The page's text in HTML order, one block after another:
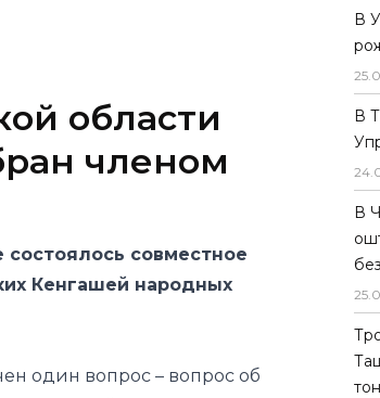
области
членом
совместное
Кенгашей народных
один вопрос – вопрос об
Олий Мажлиса
Сената. На выборах
В
25.
В
24.
В
25.